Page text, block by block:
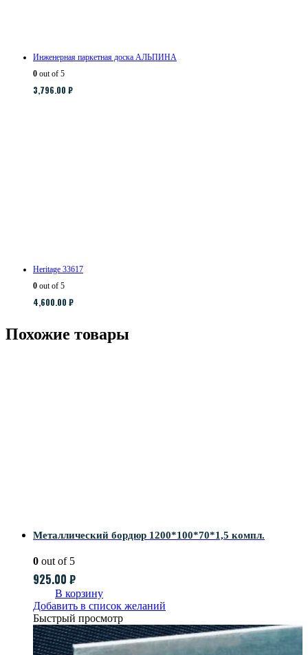
Инженерная паркетная доска АЛЬПИНА
0 out of 5
3,796.00 ₽
Heritage 33617
0 out of 5
4,600.00 ₽
Похожие товары
Металлический бордюр 1200*100*70*1,5 компл.
0 out of 5
925.00 ₽
В корзину
Добавить в список желаний
Быстрый просмотр